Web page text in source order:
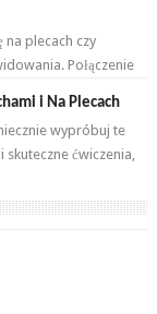
na plecach czy
Połączenie
i Na Plecach
wypróbuj te
skuteczne ćwiczenia,